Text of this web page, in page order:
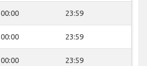
00:00 23:59
00:00 23:59
00:00 23:59